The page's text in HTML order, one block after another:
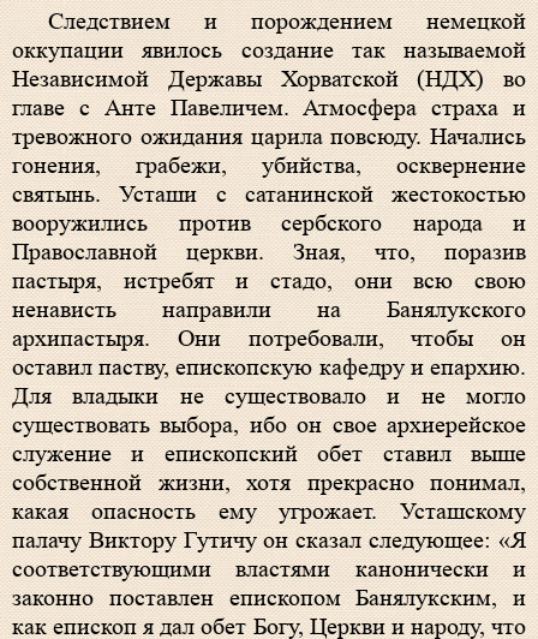
Следствием и порождением немецкой
оккупации явилось создание так называемой
Независимой Державы Хорватской (НДХ) во
главе с Анте Павеличем. Атмосфера страха и
тревожного ожидания царила повсюду. Начались
гонения, грабежи, убийства, осквернение
святынь. Усташи с сатанинской жестокостью
вооружились против сербского народа и
Православной церкви. Зная, что, поразив
пастыря, истребят и стадо, они всю свою
ненависть направили на Банялукского
архипастыря. Они потребовали, чтобы он
оставил паству, епископскую кафедру и епархию.
Для владыки не существовало и не могло
существовать выбора, ибо он свое архиерейское
служение и епископский обет ставил выше
собственной жизни, хотя прекрасно понимал,
какая опасность ему угрожает. Усташскому
палачу Виктору Гутичу он сказал следующее: «Я
соответствующими властями канонически и
законно поставлен епископом Банялукским, и
как епископ я дал обет Богу, Церкви и народу, что